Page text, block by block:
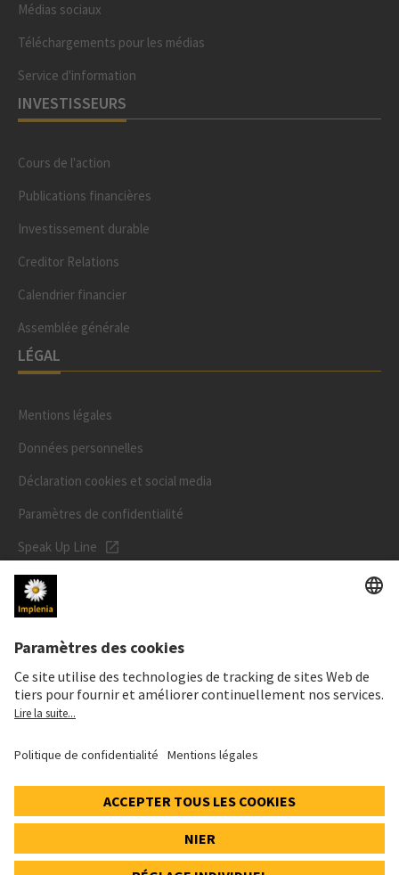
Médias sociaux
Téléchargements pour les médias
Service d'information
INVESTISSEURS
Cours de l'action
Publications financières
Investissement durable
Creditor Relations
Calendrier financier
Assemblée générale
LÉGAL
Mentions légales
Données personnelles
Déclaration cookies et social media
Paramètres de confidentialité
Speak Up Line
PRIX DE L'ACTION
ISIN: CH0023868554
62,70 CHF
0,00 CHF (0,00%)
Details
© 2026 Implenia AG